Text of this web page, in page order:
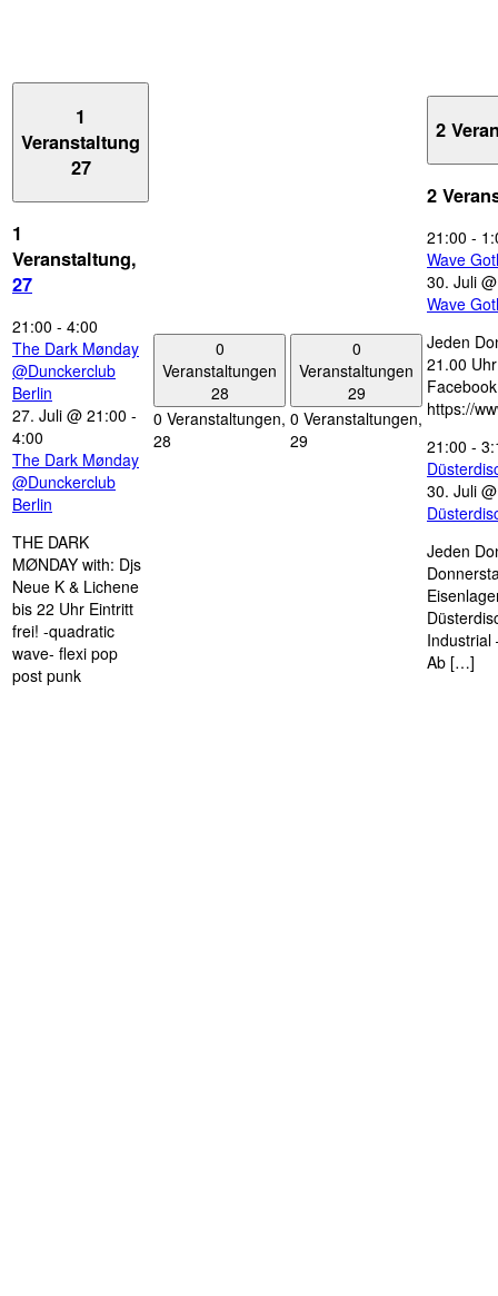
1
Veranstaltung
27
1
Veranstaltung,
27
21:00 - 4:00
The Dark Mønday
@Dunckerclub
Berlin
27. Juli @ 21:00 -
4:00
The Dark Mønday
@Dunckerclub
Berlin
THE DARK
MØNDAY with: Djs
Neue K & Lichene
bis 22 Uhr Eintritt
frei! -quadratic
wave- flexi pop
post punk
0
Veranstaltungen
28
0 Veranstaltungen,
28
0
Veranstaltungen
29
0 Veranstaltungen,
29
2
2
21:00 -
Wave
30. Juli
Wave
Jeden
21.00
https://
21:00 -
30. Juli
Jeden
Industrial
Ab […]